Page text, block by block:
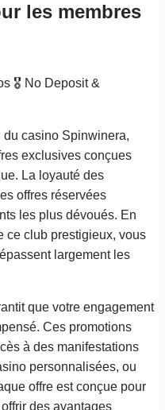
les membres
du casino Spinwinera,
exclusives conçues
La loyauté des
offres réservées
les plus dévoués. En
ce club prestigieux, vous
largement les
que votre engagement
Ces promotions
à des manifestations
personnalisées, ou
offre est conçue pour
des avantages